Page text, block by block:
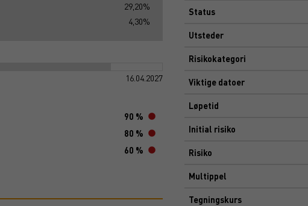
29,20%
4,30%
16.04.2027
90 %
80 %
60 %
Status
Utsteder
Risikokategori
Viktige datoer
Løpetid
Initial risiko
Risiko
Multippel
Tegningskurs